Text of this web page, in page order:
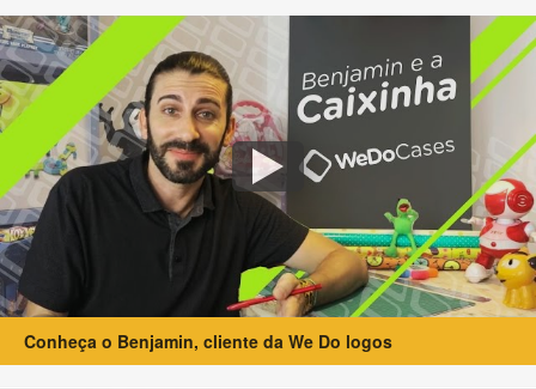
Conheça o Benjamin, cliente da We Do logos